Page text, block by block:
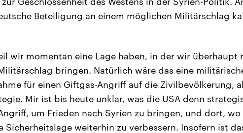
Beteiligung an einem möglichen Militärschlag
wir momentan eine Lage haben, in der wir überhaupt
bringen. Natürlich wäre das eine
für einen Giftgas-Angriff auf die Zivilbevölkerung,
Mir ist bis heute unklar, was die USA denn
um Frieden nach Syrien zu bringen, und dort, wo
Sicherheitslage weiterhin zu verbessern. Insofern ist